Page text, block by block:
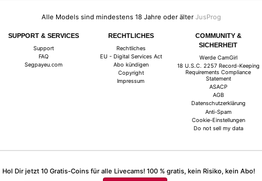
Alle Models sind mindestens 18 Jahre oder älter JusProg
SUPPORT & SERVICES
Support
FAQ
Segpayeu.com
RECHTLICHES
Rechtliches
EU - Digital Services Act
Abo kündigen
Copyright
Impressum
COMMUNITY &
SICHERHEIT
Werde CamGirl
18 U.S.C. 2257 Record-Keeping
Requirements Compliance
Statement
ASACP
AGB
Datenschutzerklärung
Anti-Spam
Cookie-Einstellungen
Do not sell my data
Hol Dir jetzt 10 Gratis-Coins für alle Livecams! 100 % gratis, kein Risiko, kein Abo!